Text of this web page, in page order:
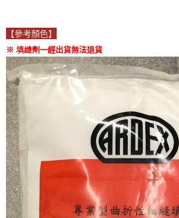
【參考顏色】
※ 填縫劑一經出貨無法退貨